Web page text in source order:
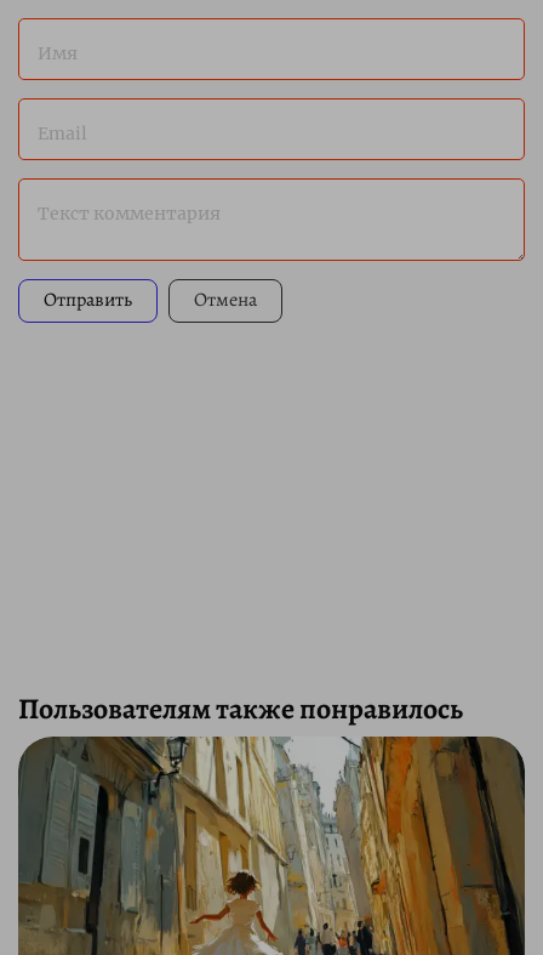
Имя
Email
Текст комментария
Отправить Отмена
Пользователям также понравилось